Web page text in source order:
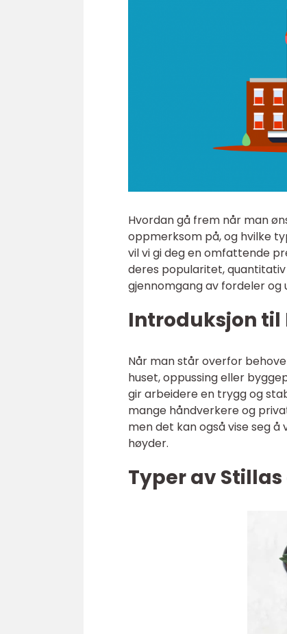
Hvordan gå frem når man
oppmerksom på, og hvilke
vil vi gi deg en omfattende
deres popularitet,
gjennomgang av fordeler og
Introduksjon til
Når man står overfor
huset, oppussing eller
gir arbeidere en trygg og
mange håndverkere og
men det kan også vise seg
høyder.
Typer av